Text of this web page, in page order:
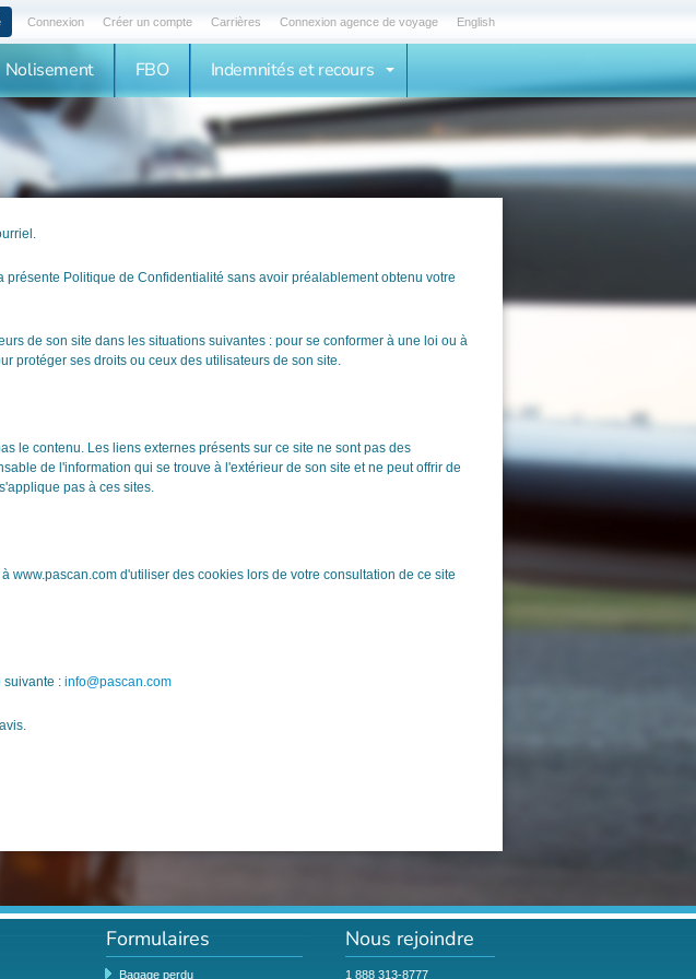
Connexion Créer un compte Carrières Connexion agence de voyage English
Nolisement FBO Indemnités et recours
Politique de Confidentialité sans avoir préalablement obtenu votre
de son site dans les situations suivantes : pour se conformer à une loi ou à
protéger ses droits ou ceux des utilisateurs de son site.
le contenu. Les liens externes présents sur ce site ne sont pas des
de l'information qui se trouve à l'extérieur de son site et ne peut offrir de
pas à ces sites.
www.pascan.com d'utiliser des cookies lors de votre consultation de ce site
suivante : info@pascan.com
Formulaires
Bagage perdu
Nous rejoindre
1 888 313-8777